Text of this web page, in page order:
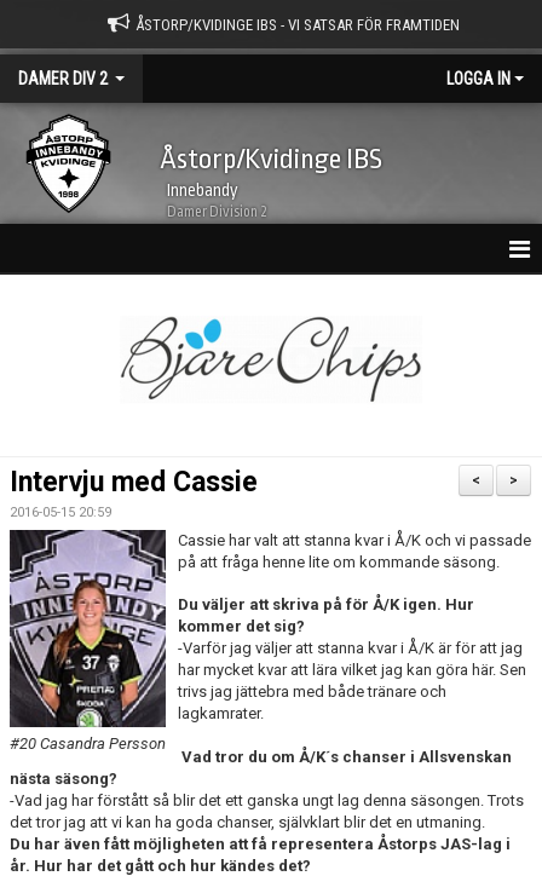
ÅSTORP/KVIDINGE IBS - VI SATSAR FÖR FRAMTIDEN
DAMER DIV 2 LOGGA IN
Åstorp/Kvidinge IBS
Innebandy
Damer Division 2
BILDGALLERI
DOKUMENT
KONTAKT
MATCHER
SERIETABELL
>
<
Intervju med Cassie
2016-05-15 20:59
#20 Casandra Persson
Cassie har valt att stanna kvar i Å/K och vi passade
på att fråga henne lite om kommande säsong.
Du väljer att skriva på för Å/K igen. Hur
kommer det sig?
-Varför jag väljer att stanna kvar i Å/K är för att jag
har mycket kvar att lära vilket jag kan göra här. Sen
trivs jag jättebra med både tränare och
lagkamrater.
Vad tror du om Å/K´s chanser i Allsvenskan
nästa säsong?
-Vad jag har förstått så blir det ett ganska ungt lag denna säsongen. Trots
det tror jag att vi kan ha goda chanser, självklart blir det en utmaning.
Du har även fått möjligheten att få representera Åstorps JAS-lag i
år. Hur har det gått och hur kändes det?